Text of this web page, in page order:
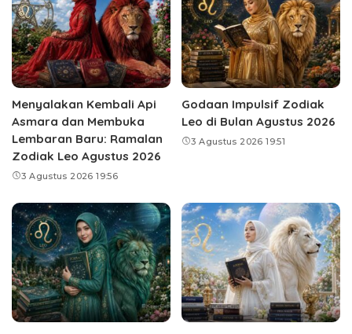
Menyalakan Kembali Api
Asmara dan Membuka
Lembaran Baru: Ramalan
Zodiak Leo Agustus 2026
3 Agustus 2026 19:56
Godaan Impulsif Zodiak
Leo di Bulan Agustus 2026
3 Agustus 2026 19:51